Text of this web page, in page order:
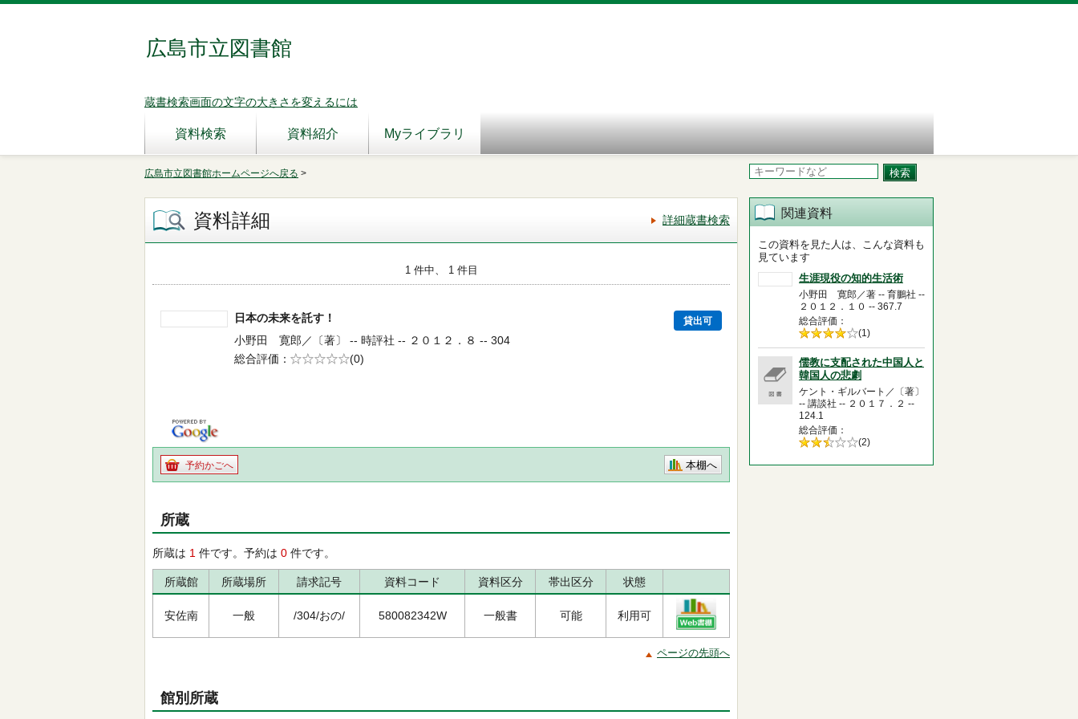
広島市立図書館
蔵書検索画面の文字の大きさを変えるには
資料検索 資料紹介 Myライブラリ
広島市立図書館ホームページへ戻る >
資料詳細 詳細蔵書検索
1 件中、 1 件目
日本の未来を託す！ 貸出可
小野田 寛郎／〔著〕 -- 時評社 -- ２０１２．８ -- 304
総合評価
5段階評価
(0)
予約かごへ 本棚へ
所蔵
所蔵は 1 件です。予約は 0 件です。
所蔵館 所蔵場所 請求記号 資料コード 資料区分 帯出区分 状態
安佐南 一般 /304/おの/ 580082342W 一般書 可能 利用可
ページの先頭へ
館別所蔵
関連資料
この資料を見た人は、こんな資料も
見ています
生涯現役の知的生活術
小野田 寛郎／著 -- 育鵬社 --
２０１２．１０ -- 367.7
総合評価
5段階評価の
4.0
(1)
儒教に支配された中国人と
韓国人の悲劇
ケント・ギルバート／〔著〕
-- 講談社 -- ２０１７．２ --
124.1
総合評価
5段階評価の (2)